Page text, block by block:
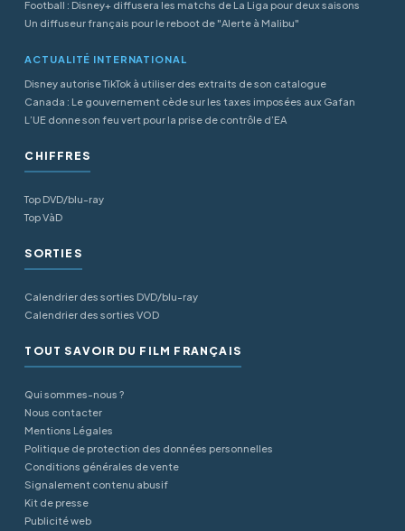
Football : Disney+ diffusera les matchs de La Liga pour deux saisons
Un diffuseur français pour le reboot de "Alerte à Malibu"
ACTUALITÉ INTERNATIONAL
Disney autorise TikTok à utiliser des extraits de son catalogue
Canada : Le gouvernement cède sur les taxes imposées aux Gafan
L’UE donne son feu vert pour la prise de contrôle d’EA
CHIFFRES
Top DVD/blu-ray
Top VàD
SORTIES
Calendrier des sorties DVD/blu-ray
Calendrier des sorties VOD
TOUT SAVOIR DU FILM FRANÇAIS
Qui sommes-nous ?
Nous contacter
Mentions Légales
Politique de protection des données personnelles
Conditions générales de vente
Signalement contenu abusif
Kit de presse
Publicité web